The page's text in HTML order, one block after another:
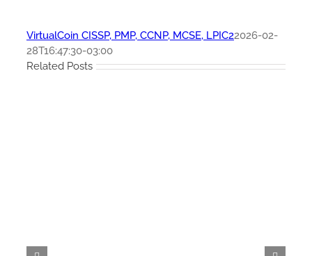
VirtualCoin CISSP, PMP, CCNP, MCSE, LPIC22026-02-
28T16:47:30-03:00
Related Posts